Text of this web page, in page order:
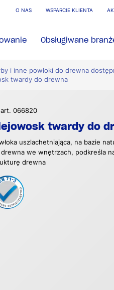
O NAS WSPARCIE KLIENTA
Obsługiwane
i inne powłoki do drewna
twardy do drewna
066820
twardy do
uszlachetniająca, na bazie
we wnętrzach, podkreśla
drewna